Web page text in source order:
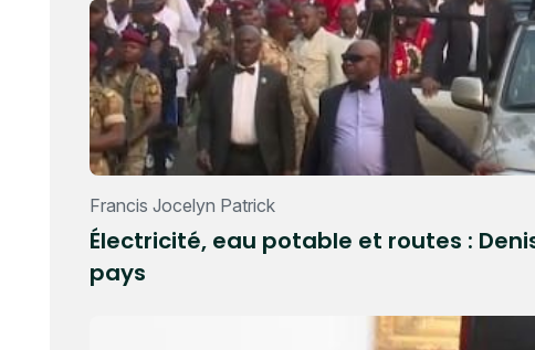
Francis Jocelyn Patrick
Électricité, eau potable et routes :
pays